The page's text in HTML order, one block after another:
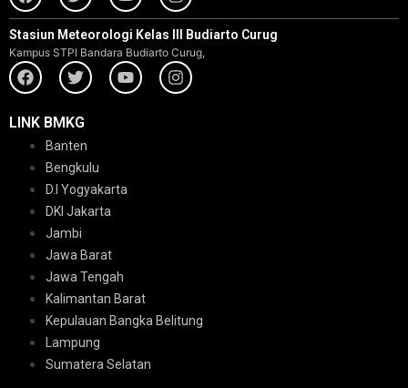
Stasiun Meteorologi Kelas III Budiarto Curug
Kampus STPI Bandara Budiarto Curug,
LINK BMKG
Banten
Bengkulu
D.I Yogyakarta
DKI Jakarta
Jambi
Jawa Barat
Jawa Tengah
Kalimantan Barat
Kepulauan Bangka Belitung
Lampung
Sumatera Selatan